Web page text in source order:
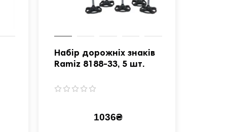
Набір дорожніх знаків
Ramiz 8188-33, 5 шт.
1036₴